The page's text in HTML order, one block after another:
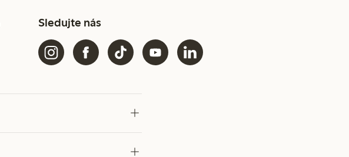
Sledujte nás